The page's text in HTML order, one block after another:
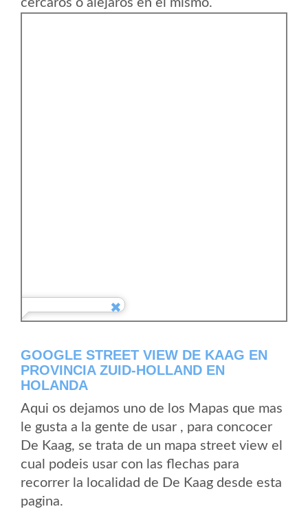
cercaros o alejaros en el mismo.
GOOGLE STREET VIEW DE KAAG EN
PROVINCIA ZUID-HOLLAND EN
HOLANDA
Aqui os dejamos uno de los Mapas que mas
le gusta a la gente de usar , para concocer
De Kaag, se trata de un mapa street view el
cual podeis usar con las flechas para
recorrer la localidad de De Kaag desde esta
pagina.